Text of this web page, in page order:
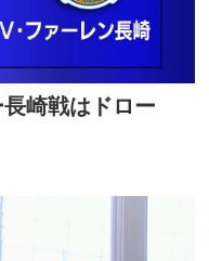
長崎戦はドロー